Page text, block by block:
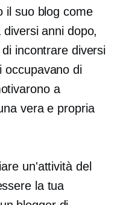
il suo blog come
anni dopo,
incontrare diversi
occupavano di
a
vera e propria
un'attività del
la tua